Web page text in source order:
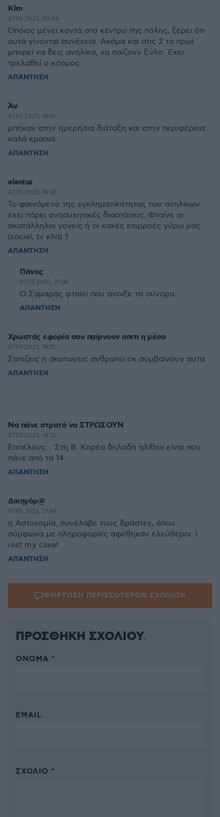
Klm
07.05.2023, 20:04
Όποιος μένει κοντά στο κέντρο της πόλης, ξέρει ότι
αυτά γίνονται συνέχεια. Ακόμα και στις 2 το πρωί
μπορεί να δεις ανήλικα, να παίζουν ξύλο. Έχει
τρελαθεί ο κόσμος.
ΑΠΑΝΤΗΣΗ
Άν
07.05.2023, 19:51
μπήκαν στην ημερήσια διάταξη και στην περιφέρεια...
καλά κρασιά...
ΑΠΑΝΤΗΣΗ
elenius
07.05.2023, 19:42
Το φαινόμενο της εγκληματικότητας των ανηλίκων
έχει πάρει ανησυχητικές διαστάσεις. Φταίνε οι
ακατάλληλοι γονείς ή οι κακές επιρροές γύρω μας
(social, tv κλπ) ?
ΑΠΑΝΤΗΣΗ
Πάνος
07.05.2023, 21:06
Ο Σαμαράς φταίει που άνοιξε τα σύνορα...
ΑΠΑΝΤΗΣΗ
Χρωστάς εφορία σου παίρνουν σπιτι η μέσα
07.05.2023, 19:15
Σαπιζεις η σκοτωνεις ανθρωπο οκ συμβαινουν αυτα
ΑΠΑΝΤΗΣΗ
Να πάνε στρατό να ΣΤΡΩΣΟΥΝ
07.05.2023, 18:51
Επιτέλους… Στη Β. Κορέα δηλαδή ηλίθιοι είναι που
πάνε από τα 14
ΑΠΑΝΤΗΣΗ
Δικηγόρ@
07.05.2023, 17:44
η Αστυνομία, συνέλαβε τους δράστες, όπου
σύμφωνα με πληροφορίες αφέθηκαν ελεύθεροι. I
rest my case!
ΑΠΑΝΤΗΣΗ
ΦΟΡΤΩΣΗ ΠΕΡΙΣΣΟΤΕΡΩΝ ΣΧΟΛΙΩΝ
ΠΡΟΣΘΗΚΗ ΣΧΟΛΙΟΥ
ΌΝΟΜΑ *
EMAIL
ΣΧΌΛΙΟ *